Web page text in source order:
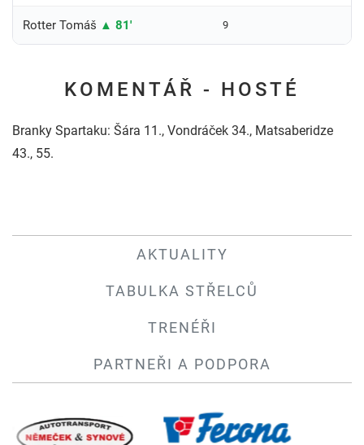
Rotter Tomáš ▲ 81' 9
KOMENTÁŘ - HOSTÉ
Branky Spartaku: Šára 11., Vondráček 34., Matsaberidze
43., 55.
AKTUALITY
TABULKA STŘELCŮ
TRENÉŘI
PARTNEŘI A PODPORA